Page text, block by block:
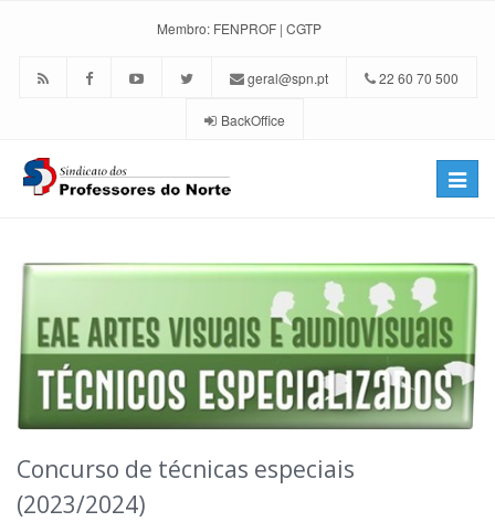
Membro: FENPROF | CGTP
geral@spn.pt 22 60 70 500
BackOffice
Toggle
Concurso de técnicas especiais
(2023/2024)